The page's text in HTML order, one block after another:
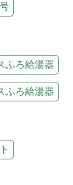
ふろ給湯器
ふろ給湯器